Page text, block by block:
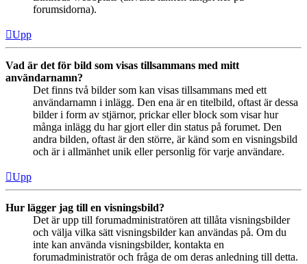
forumsidorna).
Upp
Vad är det för bild som visas tillsammans med mitt
användarnamn?
Det finns två bilder som kan visas tillsammans med ett
användarnamn i inlägg. Den ena är en titelbild, oftast är dessa
bilder i form av stjärnor, prickar eller block som visar hur
många inlägg du har gjort eller din status på forumet. Den
andra bilden, oftast är den större, är känd som en visningsbild
och är i allmänhet unik eller personlig för varje användare.
Upp
Hur lägger jag till en visningsbild?
Det är upp till forumadministratören att tillåta visningsbilder
och välja vilka sätt visningsbilder kan användas på. Om du
inte kan använda visningsbilder, kontakta en
forumadministratör och fråga de om deras anledning till detta.